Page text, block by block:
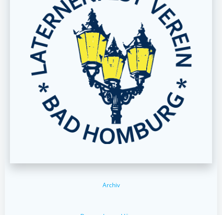
Archiv